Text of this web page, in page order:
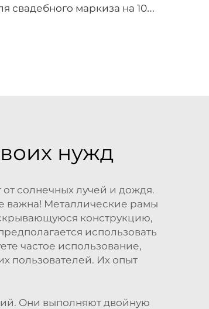
р
ешения для свадебного маркиза на 100–110 гостей | Белый алюминиевый тент для мероприятий с прозрачными панорамными вставками для роскошных банкетов
нужд
солнечных лучей и дождя.
важна! Металлические рамы
конструкцию,
использовать
частое использование,
пользователей. Их опыт
Они выполняют двойную